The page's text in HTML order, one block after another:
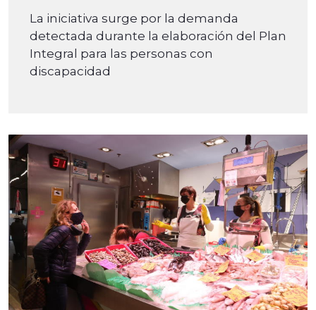
La iniciativa surge por la demanda
detectada durante la elaboración del Plan
Integral para las personas con
discapacidad